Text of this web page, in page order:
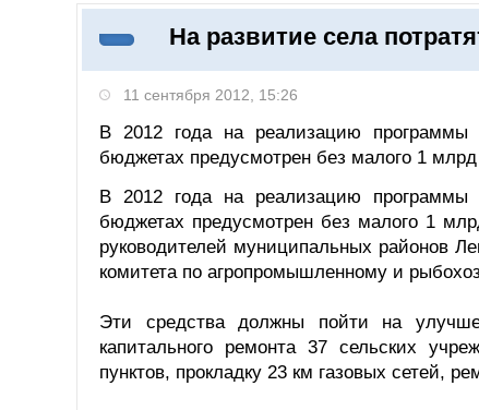
Поиск
На развитие села
11 сентября 2012, 15:26
В 2012 года на реализацию программы
бюджетах предусмотрен без малого 1
В 2012 года на реализацию программы
бюджетах предусмотрен без малого 1
руководителей муниципальных районов
комитета по агропромышленному и
Эти средства должны пойти на
капитального ремонта 37 сельских
пунктов, прокладку 23 км газовых сетей,